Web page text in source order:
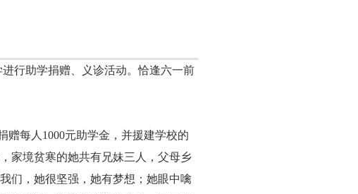
行助学捐赠、义诊活动。恰逢六一前
赠每人1000元助学金，并援建学校的
家境贫寒的她共有兄妹三人，父母乡
们，她很坚强，她有梦想；她眼中噙